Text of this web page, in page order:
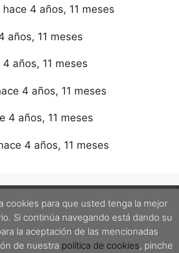
hace 4 años, 11 meses
años, 11 meses
4 años, 11 meses
4 años, 11 meses
4 años, 11 meses
4 años, 11 meses
por una licencia Creative Commons Attribution-
4.0 International License.
cookies para que usted tenga la mejor
Si continúa navegando está dando su
la aceptación de las mencionadas
de nuestra política de cookies, pinche